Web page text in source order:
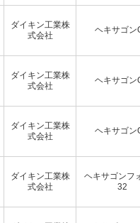
ダイキン工業株
式会社
ヘキサゴン
ダイキン工業株
式会社
ヘキサゴン
ダイキン工業株
式会社
ヘキサゴン
ダイキン工業株
式会社
ヘキサゴンフ
32